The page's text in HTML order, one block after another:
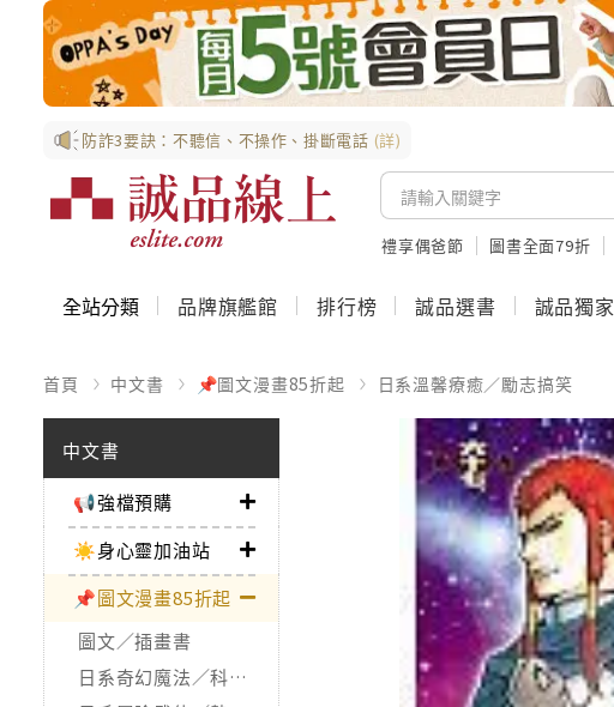
防詐3要訣：不聽信、不操作、掛斷電話 (詳)
禮享偶爸節 圖書全面79折
全站分類 品牌旗艦館 排行榜 誠品選書 誠品獨家
首頁 中文書 📌圖文漫畫85折起 日系溫馨療癒／勵志搞笑
中文書
📢強檔預購
☀️身心靈加油站
📌圖文漫畫85折起
圖文／插畫書
日系奇幻魔法／科幻冒險